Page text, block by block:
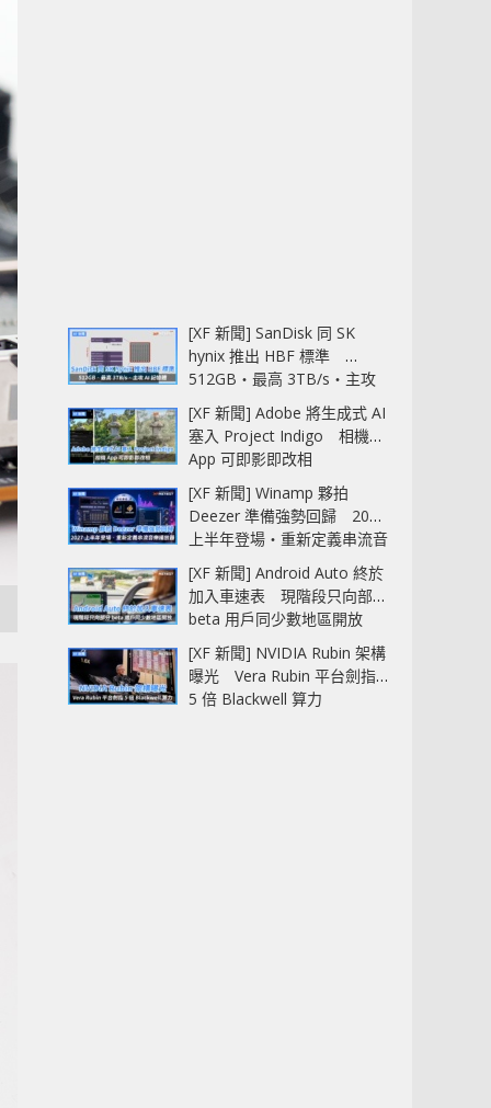
[XF 新聞] SanDisk 同 SK
hynix 推出 HBF 標準
512GB‧最高 3TB/s‧主攻
AI 記憶體
[XF 新聞] Adobe 將生成式 AI
塞入 Project Indigo 相機
App 可即影即改相
[XF 新聞] Winamp 夥拍
Deezer 準備強勢回歸 2027
上半年登場‧重新定義串流音
樂播放器
[XF 新聞] Android Auto 終於
加入車速表 現階段只向部分
beta 用戶同少數地區開放
[XF 新聞] NVIDIA Rubin 架構
曝光 Vera Rubin 平台劍指
5 倍 Blackwell 算力